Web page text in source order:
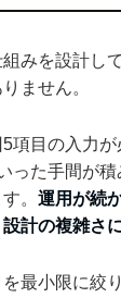
みを設計し
ません。
項目の入力
った手間が
。 運用が続
計の複雑さ
最小限に絞